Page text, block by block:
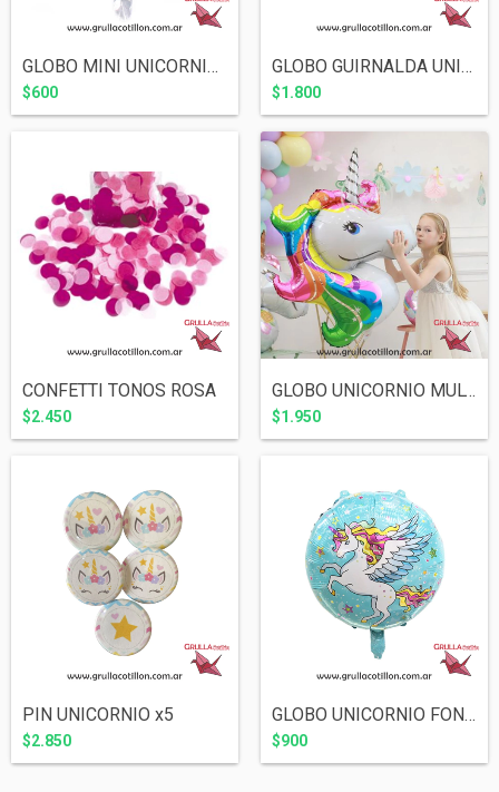
GLOBO MINI UNICORNIO ROSA
$600
GLOBO GUIRNALDA UNICORNIO
$1.800
CONFETTI TONOS ROSA
$2.450
GLOBO UNICORNIO MULTICOLOR 95 cm
$1.950
PIN UNICORNIO x5
$2.850
GLOBO UNICORNIO FONDO CELESTE REDONDO 18...
$900